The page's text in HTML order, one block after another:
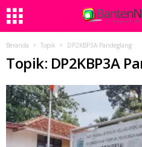
Beranda Topik DP2KBP3A Pandeglang
Topik: DP2KBP3A